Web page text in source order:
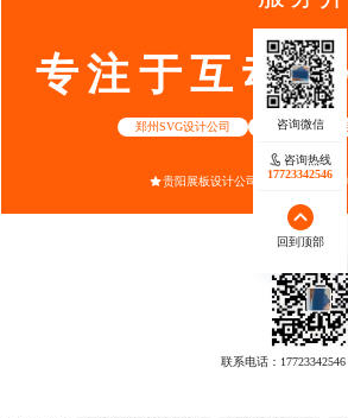
专注于互动
郑州SVG设计公司 昆明手提袋包
贵阳展板设计公司 合肥PPT模版
联系电话： 17723342546
咨询热线
17723342546
回到顶部